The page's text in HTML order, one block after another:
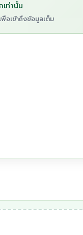
ท่านั้น
อเข้าถึงข้อมูลเต็ม